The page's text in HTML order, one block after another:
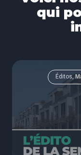
qui
Éditos,